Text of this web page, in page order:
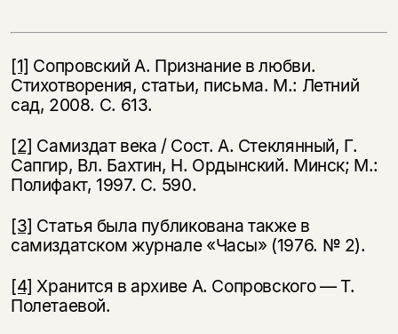
[1] Сопровский А. Признание в любви.
Стихотворения, статьи, письма. М.: Летний
сад, 2008. С. 613.
[2] Самиздат века / Сост. А. Стеклянный, Г.
Сапгир, Вл. Бахтин, Н. Ордынский. Минск; М.:
Полифакт, 1997. С. 590.
[3] Статья была публикована также в
самиздатском журнале «Часы» (1976. № 2).
[4] Хранится в архиве А. Сопровского — Т.
Полетаевой.